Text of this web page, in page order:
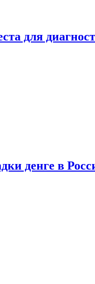
для
денге в